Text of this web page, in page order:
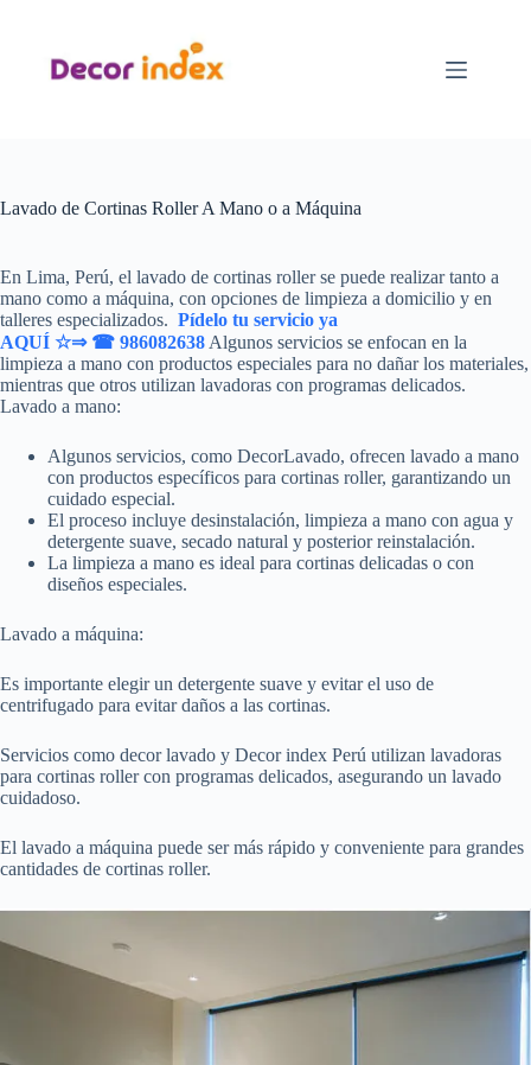
Lavado de Cortinas Roller A Mano o a Máquina
En Lima, Perú, el lavado de cortinas rollerse puede realizar tanto a
mano como a máquina, con opciones de limpieza a domicilio y en
talleres especializados. Pídelo tu servicio ya
AQUÍ ☆⇒ ☎ 986082638 Algunos servicios se enfocan en la
limpieza a mano con productos especiales para no dañar los materiales,
mientras que otros utilizan lavadoras con programas delicados.
Lavado a mano:
Algunos servicios, como DecorLavado, ofrecen lavado a mano
con productos específicos para cortinas roller, garantizando un
cuidado especial.
El proceso incluye desinstalación, limpieza a mano con agua y
detergente suave, secado natural y posterior reinstalación.
La limpieza a mano es ideal para cortinas delicadas o con
diseños especiales.
Lavado a máquina:
Es importante elegir un detergente suave y evitar el uso de
centrifugado para evitar daños a las cortinas.
Servicios como decor lavado y Decor index Perú utilizan lavadoras
para cortinas roller con programas delicados, asegurando un lavado
cuidadoso.
El lavado a máquina puede ser más rápido y conveniente para grandes
cantidades de cortinas roller.